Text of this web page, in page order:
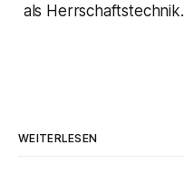
als Herrschaftstechnik.
WEITERLESEN